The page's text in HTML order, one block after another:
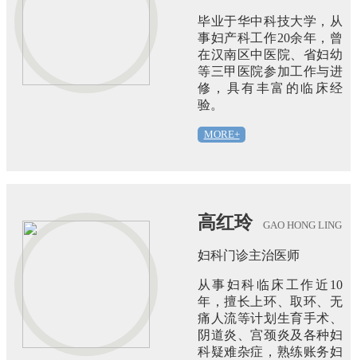
毕业于华中科技大学，从
事妇产科工作20余年，曾
在汉南区中医院、省妇幼
等三甲医院参加工作与进
修，具有丰富的临床经
验。
MORE+
高红玲 GAO HONG LING
妇科门诊主治医师
从事妇科临床工作近10
年，擅长上环、取环、无
痛人流等计划生育手术、
阴道炎、宫颈炎及各种妇
科疑难杂症，熟练账务妇